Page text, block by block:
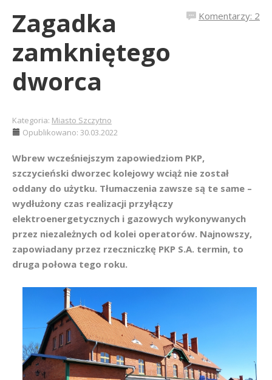
Komentarzy: 2
Zagadka
zamkniętego
dworca
Kategoria: Miasto Szczytno
Opublikowano: 30.03.2022
Wbrew wcześniejszym zapowiedziom PKP,
szczycieński dworzec kolejowy wciąż nie został
oddany do użytku. Tłumaczenia zawsze są te same –
wydłużony czas realizacji przyłączy
elektroenergetycznych i gazowych wykonywanych
przez niezależnych od kolei operatorów. Najnowszy,
zapowiadany przez rzeczniczkę PKP S.A. termin, to
druga połowa tego roku.